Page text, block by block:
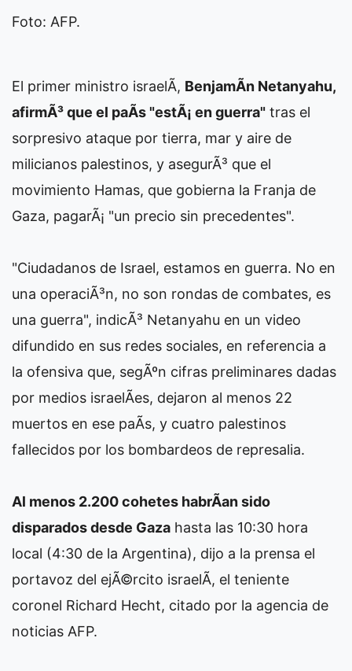
Foto: AFP.
El primer ministro israelÃ­, BenjamÃ­n Netanyahu,
afirmÃ³ que el paÃ­s "estÃ¡ en guerra" tras el
sorpresivo ataque por tierra, mar y aire de
milicianos palestinos, y asegurÃ³ que el
movimiento Hamas, que gobierna la Franja de
Gaza, pagarÃ¡ "un precio sin precedentes".
"Ciudadanos de Israel, estamos en guerra. No en
una operaciÃ³n, no son rondas de combates, es
una guerra", indicÃ³ Netanyahu en un video
difundido en sus redes sociales, en referencia a
la ofensiva que, segÃºn cifras preliminares dadas
por medios israelÃ­es, dejaron al menos 22
muertos en ese paÃ­s, y cuatro palestinos
fallecidos por los bombardeos de represalia.
Al menos 2.200 cohetes habrÃ­an sido
disparados desde Gaza hasta las 10:30 hora
local (4:30 de la Argentina), dijo a la prensa el
portavoz del ejÃ©rcito israelÃ­, el teniente
coronel Richard Hecht, citado por la agencia de
noticias AFP.